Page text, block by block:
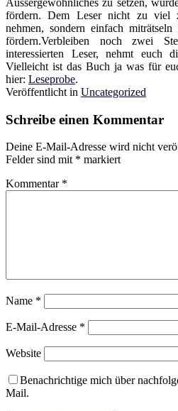
fördern. Dem Leser nicht zu viel
nehmen, sondern einfach
fördern.Verbleiben noch zwei
interessierten Leser, nehmt euch
Vielleicht ist das Buch ja was für
hier: Leseprobe.
Veröffentlicht in Uncategorized
Schreibe einen Kommentar
Deine E-Mail-Adresse wird nicht
Felder sind mit * markiert
Kommentar *
Name *
E-Mail-Adresse *
Website
Benachrichtige mich über
Mail.